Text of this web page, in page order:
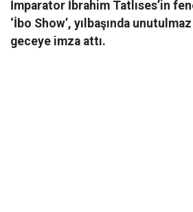
İmparator İbrahim Tatlıses’in
‘İbo Show’, yılbaşında
geceye imza attı.